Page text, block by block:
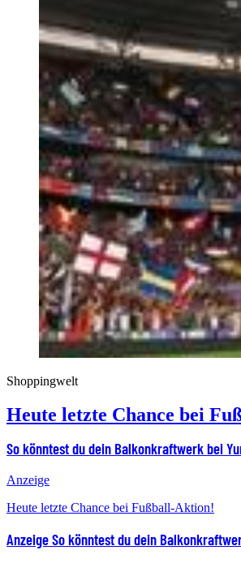
Shoppingwelt
Heute letzte Chance bei
So könntest du dein Balkonkraftwerk bei
Anzeige
Heute letzte Chance bei Fußball-Aktion!
AnzeigeSo könntest du dein